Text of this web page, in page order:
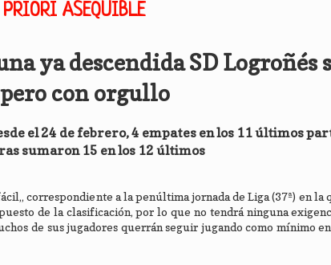
ASEQUIBLE
ya descendida SD Logroñés
con orgullo
el 24 de febrero, 4 empates en los 11 últimos
sumaron 15 en los 12 últimos
correspondiente a la penúltima jornada de Liga (37ª) en la
de la clasificación, por lo que no tendrá ninguna
de sus jugadores querrán seguir jugando como mínimo